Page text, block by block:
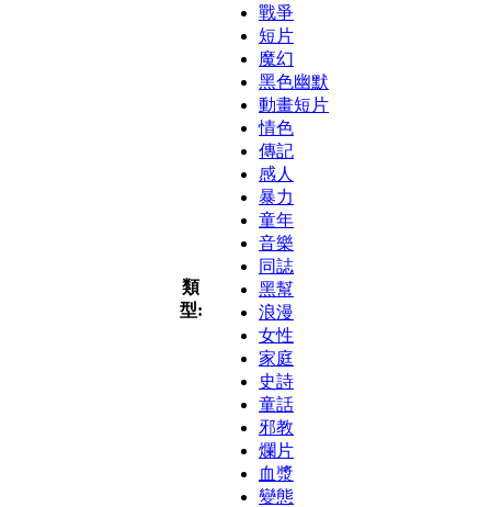
類
型:
戰爭
短片
魔幻
黑色幽默
動畫短片
情色
傳記
感人
暴力
童年
音樂
同誌
黑幫
浪漫
女性
家庭
史詩
童話
邪教
爛片
血漿
變態